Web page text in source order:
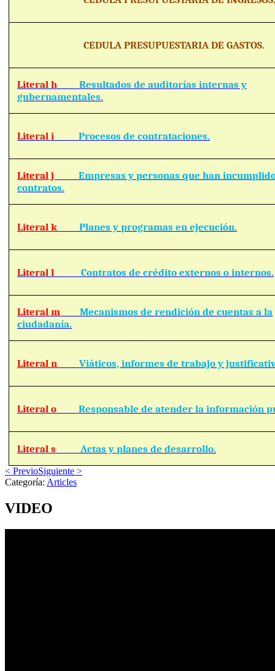
CEDULA PRESUPUESTARIA DE GASTOS.
Literal hResultados de auditorías internas y
gubernamentales.
Literal iProcesos de contrataciones.
Literal jEmpresas y personas que han
contratos.
Literal kPlanes y programas en ejecución.
Literal lContratos de crédito externos o internos.
Literal mMecanismos de rendición de cuentas a la
ciudadanía.
Literal nViáticos, informes de trabajo y
Literal oResponsable de atender la información
Literal s Actas y planes de desarrollo.
< PrevioSiguiente >
Categoría: Articles
VIDEO